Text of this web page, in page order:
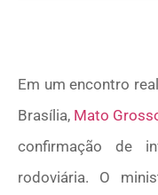
Em um encontro
Brasília, Mato
confirmação de
rodoviária. O